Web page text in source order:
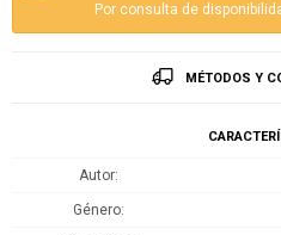
Por consulta de
MÉTODOS Y
Autor
Género